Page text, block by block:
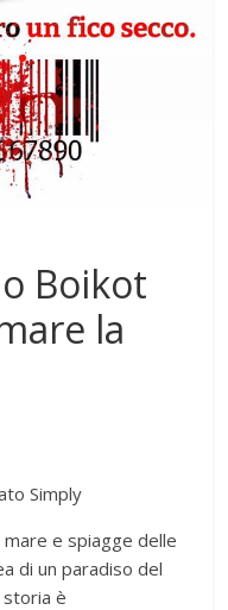
Boikot
la
Simply
e spiagge delle
di un paradiso del
storia è